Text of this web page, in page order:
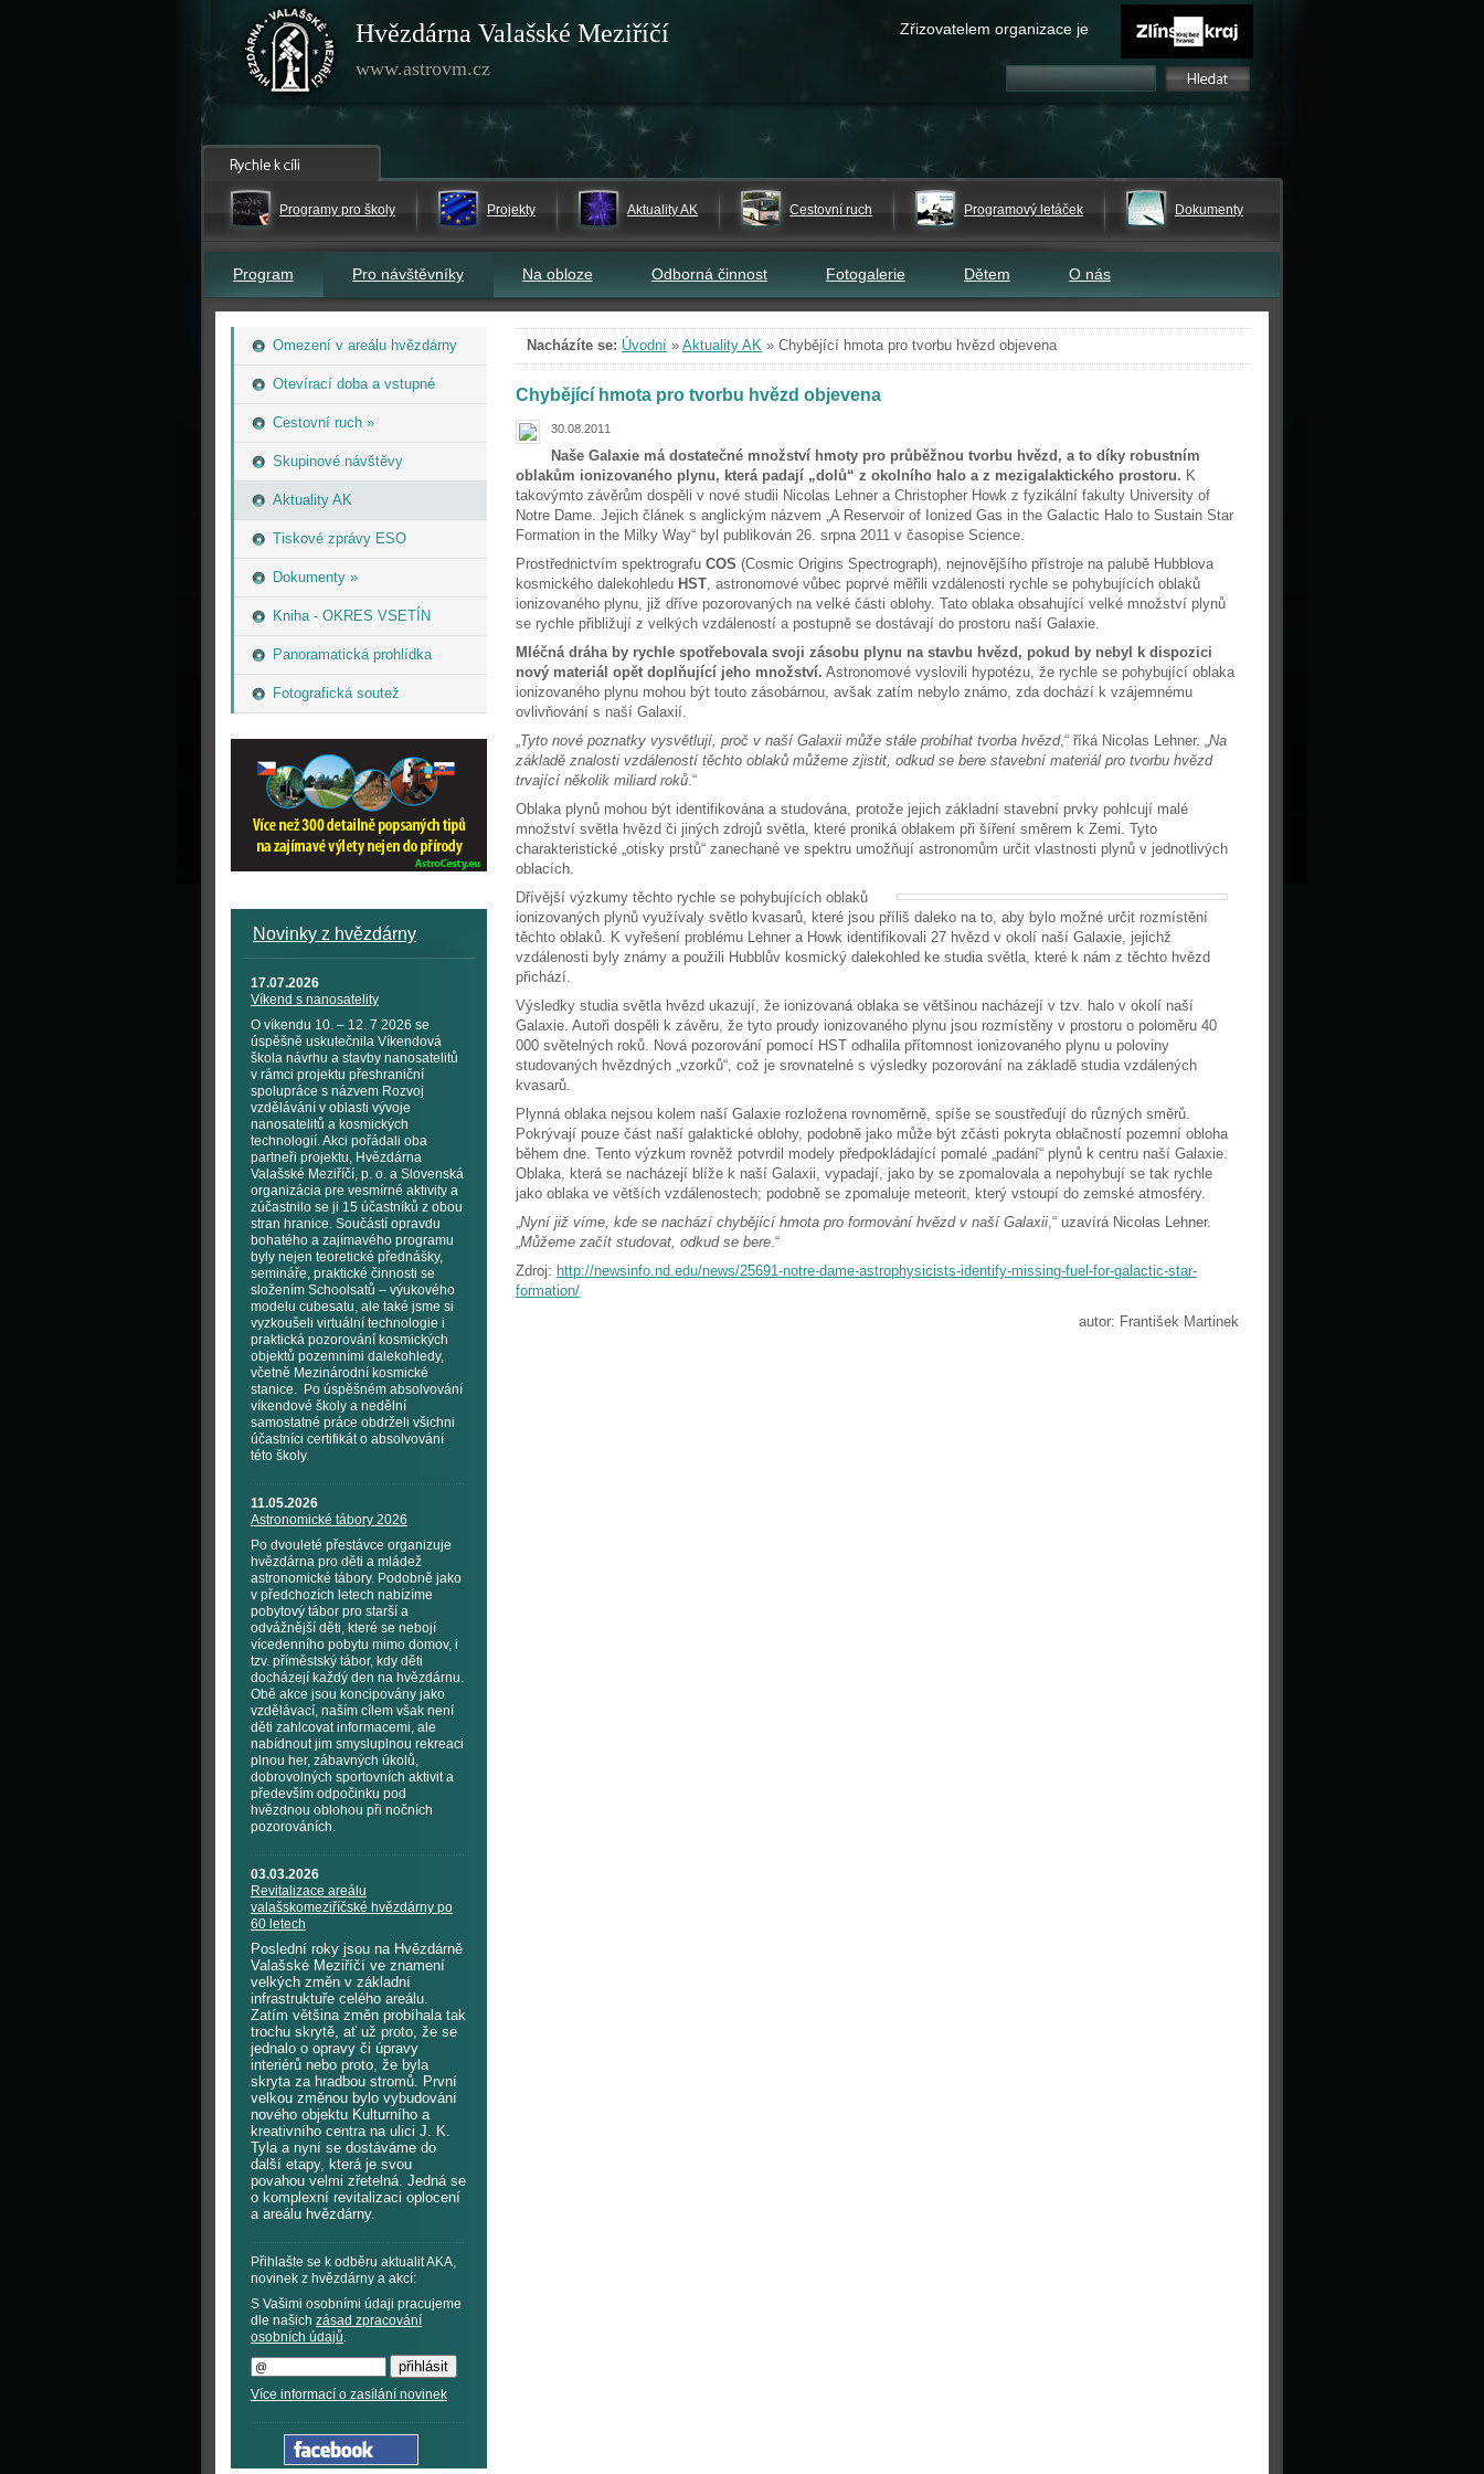
Hvězdárna Valašské Meziříčí
www.astrovm.cz
Zřizovatelem organizace je
Programy pro školy Projekty Aktuality AK Cestovní ruch Programový letáček Dokumenty
Program Pro návštěvníky Na obloze Odborná činnost Fotogalerie Dětem O nás
Omezení v areálu hvězdárny
Otevírací doba a vstupné
Cestovní ruch »
Skupinové návštěvy
Aktuality AK
Tiskové zprávy ESO
Dokumenty »
Kniha - OKRES VSETÍN
Panoramatická prohlídka
Fotografická soutež
Novinky z hvězdárny
17.07.2026
Víkend s nanosatelity
O víkendu 10. – 12. 7 2026 se
úspěšně uskutečnila Víkendová
škola návrhu a stavby nanosatelitů
v rámci projektu přeshraniční
spolupráce s názvem Rozvoj
vzdělávání v oblasti vývoje
nanosatelitů a kosmických
technologií. Akci pořádali oba
partneři projektu, Hvězdárna
Valašské Meziříčí, p. o. a Slovenská
organizácia pre vesmírné aktivity a
zúčastnilo se ji 15 účastníků z obou
stran hranice. Součástí opravdu
bohatého a zajímavého programu
byly nejen teoretické přednášky,
semináře, praktické činnosti se
složením Schoolsatů – výukového
modelu cubesatu, ale také jsme si
vyzkoušeli virtuální technologie i
praktická pozorování kosmických
objektů pozemními dalekohledy,
včetně Mezinárodní kosmické
stanice. Po úspěšném absolvování
víkendové školy a nedělní
samostatné práce obdrželi všichni
účastníci certifikát o absolvování
této školy.
11.05.2026
Astronomické tábory 2026
Po dvouleté přestávce organizuje
hvězdárna pro děti a mládež
astronomické tábory. Podobně jako
v předchozích letech nabízíme
pobytový tábor pro starší a
odvážnější děti, které se nebojí
vícedenního pobytu mimo domov, i
tzv. příměstský tábor, kdy děti
docházejí každý den na hvězdárnu.
Obě akce jsou koncipovány jako
vzdělávací, naším cílem však není
děti zahlcovat informacemi, ale
nabídnout jim smysluplnou rekreaci
plnou her, zábavných úkolů,
dobrovolných sportovních aktivit a
především odpočinku pod
hvězdnou oblohou při nočních
pozorováních.
03.03.2026
Revitalizace areálu
valašskomeziříčské hvězdárny po
60 letech
Poslední roky jsou na Hvězdárně
Valašské Meziříčí ve znamení
velkých změn v základní
infrastruktuře celého areálu.
Zatím většina změn probíhala tak
trochu skrytě, ať už proto, že se
jednalo o opravy či úpravy
interiérů nebo proto, že byla
skryta za hradbou stromů. První
velkou změnou bylo vybudování
nového objektu Kulturního a
kreativního centra na ulici J. K.
Tyla a nyní se dostáváme do
další etapy, která je svou
povahou velmi zřetelná. Jedná se
o komplexní revitalizaci oplocení
a areálu hvězdárny.
Přihlašte se k odběru aktualit AKA,
novinek z hvězdárny a akcí:
S Vašimi osobními údaji pracujeme
dle našich zásad zpracování
osobních údajů.
Více informací o zasílání novinek
Nacházíte se: Úvodní » Aktuality AK » Chybějící hmota pro tvorbu hvězd objevena
Chybějící hmota pro tvorbu hvězd objevena
30.08.2011
Naše Galaxie má dostatečné množství hmoty pro průběžnou tvorbu hvězd, a to díky robustním
oblakům ionizovaného plynu, která padají „dolů“ z okolního halo a z mezigalaktického prostoru. K
takovýmto závěrům dospěli v nové studii Nicolas Lehner a Christopher Howk z fyzikální fakulty University of
Notre Dame. Jejich článek s anglickým názvem „A Reservoir of Ionized Gas in the Galactic Halo to Sustain Star
Formation in the Milky Way“ byl publikován 26. srpna 2011 v časopise Science.
Prostřednictvím spektrografu COS (Cosmic Origins Spectrograph), nejnovějšího přístroje na palubě Hubblova
kosmického dalekohledu HST, astronomové vůbec poprvé měřili vzdálenosti rychle se pohybujících oblaků
ionizovaného plynu, již dříve pozorovaných na velké části oblohy. Tato oblaka obsahující velké množství plynů
se rychle přibližují z velkých vzdáleností a postupně se dostávají do prostoru naší Galaxie.
Mléčná dráha by rychle spotřebovala svoji zásobu plynu na stavbu hvězd, pokud by nebyl k dispozici
nový materiál opět doplňující jeho množství. Astronomové vyslovili hypotézu, že rychle se pohybující oblaka
ionizovaného plynu mohou být touto zásobárnou, avšak zatím nebylo známo, zda dochází k vzájemnému
ovlivňování s naší Galaxií.
„Tyto nové poznatky vysvětlují, proč v naší Galaxii může stále probíhat tvorba hvězd,“ říká Nicolas Lehner. „Na
základě znalosti vzdáleností těchto oblaků můžeme zjistit, odkud se bere stavební materiál pro tvorbu hvězd
trvající několik miliard roků.“
Oblaka plynů mohou být identifikována a studována, protože jejich základní stavební prvky pohlcují malé
množství světla hvězd či jiných zdrojů světla, které proniká oblakem při šíření směrem k Zemi. Tyto
charakteristické „otisky prstů“ zanechané ve spektru umožňují astronomům určit vlastnosti plynů v jednotlivých
oblacích.
Dřívější výzkumy těchto rychle se pohybujících oblaků
ionizovaných plynů využívaly světlo kvasarů, které jsou příliš daleko na to, aby bylo možné určit rozmístění
těchto oblaků. K vyřešení problému Lehner a Howk identifikovali 27 hvězd v okolí naší Galaxie, jejichž
vzdálenosti byly známy a použili Hubblův kosmický dalekohled ke studia světla, které k nám z těchto hvězd
přichází.
Výsledky studia světla hvězd ukazují, že ionizovaná oblaka se většinou nacházejí v tzv. halo v okolí naší
Galaxie. Autoři dospěli k závěru, že tyto proudy ionizovaného plynu jsou rozmístěny v prostoru o poloměru 40
000 světelných roků. Nová pozorování pomocí HST odhalila přítomnost ionizovaného plynu u poloviny
studovaných hvězdných „vzorků“, což je srovnatelné s výsledky pozorování na základě studia vzdálených
kvasarů.
Plynná oblaka nejsou kolem naší Galaxie rozložena rovnoměrně, spíše se soustřeďují do různých směrů.
Pokrývají pouze část naší galaktické oblohy, podobně jako může být zčásti pokryta oblačností pozemní obloha
během dne. Tento výzkum rovněž potvrdil modely předpokládající pomalé „padání“ plynů k centru naší Galaxie.
Oblaka, která se nacházejí blíže k naší Galaxii, vypadají, jako by se zpomalovala a nepohybují se tak rychle
jako oblaka ve větších vzdálenostech; podobně se zpomaluje meteorit, který vstoupí do zemské atmosféry.
„Nyní již víme, kde se nachází chybějící hmota pro formování hvězd v naší Galaxii,“ uzavírá Nicolas Lehner.
„Můžeme začít studovat, odkud se bere.“
Zdroj: http://newsinfo.nd.edu/news/25691-notre-dame-astrophysicists-identify-missing-fuel-for-galactic-star-
formation/
autor: František Martinek